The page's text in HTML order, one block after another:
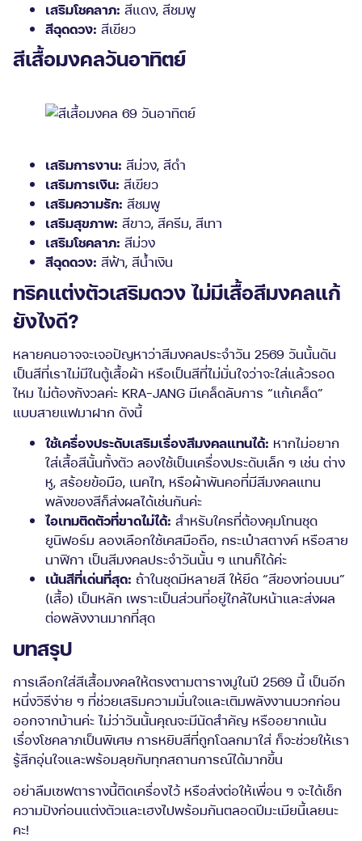
เสริมโชคลาภ: สีแดง, สีชมพู
สีฉุดดวง: สีเขียว
สีเสื้อมงคลวันอาทิตย์
เสริมการงาน: สีม่วง, สีดำ
เสริมการเงิน: สีเขียว
เสริมความรัก: สีชมพู
เสริมสุขภาพ: สีขาว, สีครีม, สีเทา
เสริมโชคลาภ: สีม่วง
สีฉุดดวง: สีฟ้า, สีน้ำเงิน
ทริคแต่งตัวเสริมดวง ไม่มีเสื้อสีมงคลแก้
ยังไงดี?
หลายคนอาจจะเจอปัญหาว่าสีมงคลประจำวัน 2569 วันนั้นดัน
เป็นสีที่เราไม่มีในตู้เสื้อผ้า หรือเป็นสีที่ไม่มั่นใจว่าจะใส่แล้วรอด
ไหม ไม่ต้องกังวลค่ะ KRA-JANG มีเคล็ดลับการ “แก้เคล็ด”
แบบสายแฟมาฝาก ดังนี้
ใช้เครื่องประดับเสริมเรื่องสีมงคลแทนได้: หากไม่อยาก
ใส่เสื้อสีนั้นทั้งตัว ลองใช้เป็นเครื่องประดับเล็ก ๆ เช่น ต่าง
หู, สร้อยข้อมือ, เนคไท, หรือผ้าพันคอที่มีสีมงคลแทน
พลังของสีก็ส่งผลได้เช่นกันค่ะ
ไอเทมติดตัวที่ขาดไม่ได้: สำหรับใครที่ต้องคุมโทนชุด
ยูนิฟอร์ม ลองเลือกใช้เคสมือถือ, กระเป๋าสตางค์ หรือสาย
นาฬิกา เป็นสีมงคลประจำวันนั้น ๆ แทนก็ได้ค่ะ
เน้นสีที่เด่นที่สุด: ถ้าในชุดมีหลายสี ให้ยึด “สีของท่อนบน”
(เสื้อ) เป็นหลัก เพราะเป็นส่วนที่อยู่ใกล้ใบหน้าและส่งผล
ต่อพลังงานมากที่สุด
บทสรุป
การเลือกใส่สีเสื้อมงคลให้ตรงตามตารางมูในปี 2569 นี้ เป็นอีก
หนึ่งวิธีง่าย ๆ ที่ช่วยเสริมความมั่นใจและเติมพลังงานบวกก่อน
ออกจากบ้านค่ะ ไม่ว่าวันนั้นคุณจะมีนัดสำคัญ หรืออยากเน้น
เรื่องโชคลาภเป็นพิเศษ การหยิบสีที่ถูกโฉลกมาใส่ ก็จะช่วยให้เรา
รู้สึกอุ่นใจและพร้อมลุยกับทุกสถานการณ์ได้มากขึ้น
อย่าลืมเซฟตารางนี้ติดเครื่องไว้ หรือส่งต่อให้เพื่อน ๆ จะได้เช็ก
ความปังก่อนแต่งตัวและเฮงไปพร้อมกันตลอดปีมะเมียนี้เลยนะ
คะ!